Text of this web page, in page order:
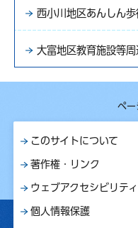
西小川地区あんしん
大富地区教育施設等
ペー
このサイトについて
著作権・リンク
ウェブアクセシビリテ
個人情報保護